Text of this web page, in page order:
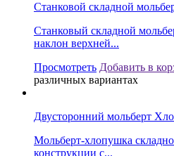
Станковой складной
Станковый складной
наклон верхней...
Просмотреть Добавить в
различных вариантах
Двусторонний мольберт
Мольберт-хлопушка
конструкции с...